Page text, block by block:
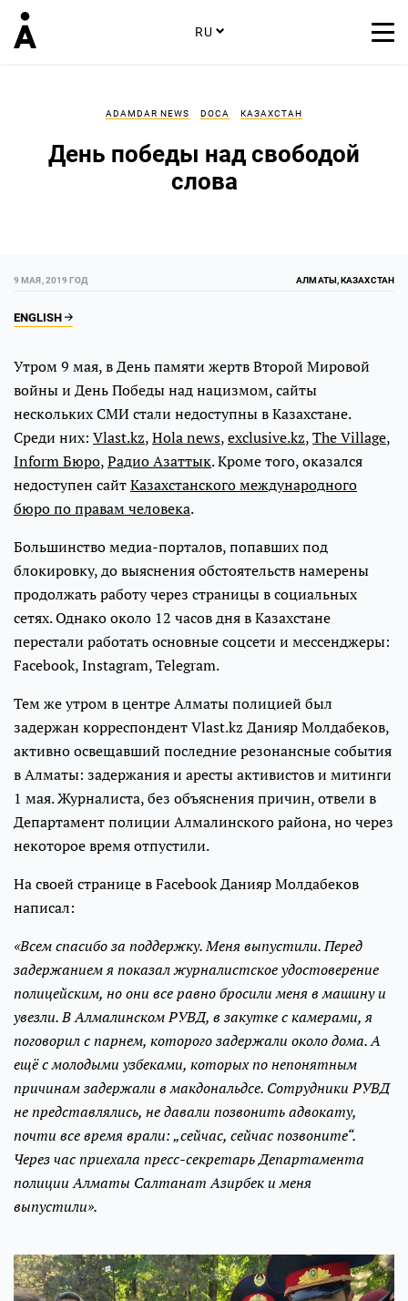
RU
ADAMDAR NEWS DOCA КАЗАХСТАН
День победы над свободой
слова
9 МАЯ, 2019 ГОД АЛМАТЫ, КАЗАХСТАН
ENGLISH
Утром 9 мая, в День памяти жертв Второй Мировой
войны и День Победы над нацизмом, сайты
нескольких СМИ стали недоступны в Казахстане.
Среди них: Vlast.kz,Hola news,exclusive.kz,The Village,
Inform Бюро,Радио Азаттык. Кроме того, оказался
недоступен сайтКазахстанского международного
бюро по правам человека.
Большинство медиа-порталов, попавших под
блокировку, до выяснения обстоятельств намерены
продолжать работу через страницы в социальных
сетях. Однако около 12 часов дня в Казахстане
перестали работать основные соцсети и мессенджеры:
Facebook, Instagram, Telegram.
Тем же утром в центре Алматы полицией был
задержан корреспондент Vlast.kz Данияр Молдабеков,
активно освещавший последние резонансные события
в Алматы: задержания и аресты активистов и митинги
1 мая. Журналиста, без объяснения причин, отвели в
Департамент полиции Алмалинского района, но через
некоторое время отпустили.
На своей странице в Facebook Данияр Молдабеков
написал:
«Всем спасибо за поддержку. Меня выпустили. Перед
задержанием я показал журналистское удостоверение
полицейским, но они все равно бросили меня в машину и
увезли. В Алмалинском РУВД, в закутке с камерами, я
поговорил с парнем, которого задержали около дома. А
ещё с молодыми узбеками, которых по непонятным
причинам задержали в макдональдсе. Сотрудники РУВД
не представлялись, не давали позвонить адвокату,
почти все время врали: „сейчас, сейчас позвоните“.
Через час приехала пресс-секретарь Департамента
полиции Алматы Салтанат Азирбек и меня
выпустили».